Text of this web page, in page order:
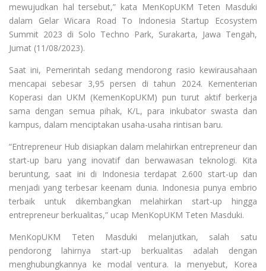
mewujudkan hal tersebut,” kata MenKopUKM Teten Masduki
dalam Gelar Wicara Road To Indonesia Startup Ecosystem
Summit 2023 di Solo Techno Park, Surakarta, Jawa Tengah,
Jumat (11/08/2023).
Saat ini, Pemerintah sedang mendorong rasio kewirausahaan
mencapai sebesar 3,95 persen di tahun 2024. Kementerian
Koperasi dan UKM (KemenKopUKM) pun turut aktif berkerja
sama dengan semua pihak, K/L, para inkubator swasta dan
kampus, dalam menciptakan usaha-usaha rintisan baru.
“Entrepreneur Hub disiapkan dalam melahirkan entrepreneur dan
start-up baru yang inovatif dan berwawasan teknologi. Kita
beruntung, saat ini di Indonesia terdapat 2.600 start-up dan
menjadi yang terbesar keenam dunia. Indonesia punya embrio
terbaik untuk dikembangkan melahirkan start-up hingga
entrepreneur berkualitas,” ucap MenKopUKM Teten Masduki.
MenKopUKM Teten Masduki melanjutkan, salah satu
pendorong lahirnya start-up berkualitas adalah dengan
menghubungkannya ke modal ventura. Ia menyebut, Korea